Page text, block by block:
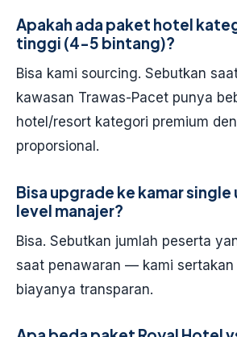
Apakah ada paket hotel
tinggi (4-5 bintang)?
Bisa kami sourcing. Sebutkan
kawasan Trawas-Pacet punya
hotel/resort kategori premium
proporsional.
Bisa upgrade ke kamar
level manajer?
Bisa. Sebutkan jumlah peserta
saat penawaran — kami sertakan
biayanya transparan.